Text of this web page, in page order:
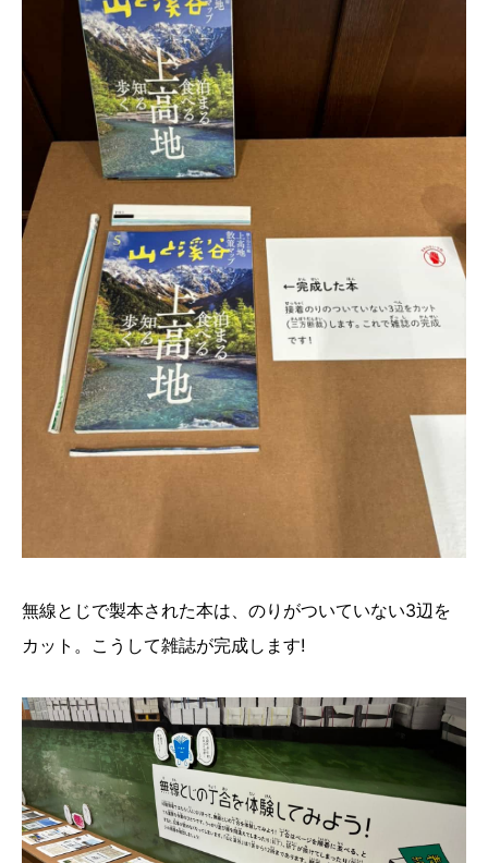
無線とじで製本された本は、のりがついていない3辺を
カット。こうして雑誌が完成します!